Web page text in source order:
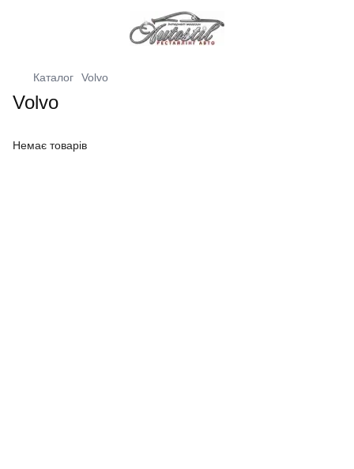
Каталог Volvo
Volvo
Немає товарів